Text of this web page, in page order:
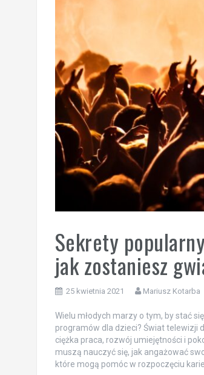
Sekrety
jak zostaniesz
25 kwietnia 2021 Mariusz Kotarba
Wielu młodych marzy o tym, by stać
programów dla dzieci? Świat telewizji
ciężka praca, rozwój umiejętności i
muszą nauczyć się, jak angażować
które mogą pomóc w rozpoczęciu